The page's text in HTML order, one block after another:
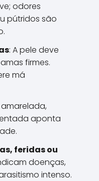
odores
pútridos são
: A pele deve
firmes.
má
amarelada,
aponta
feridas ou
doenças,
intenso.